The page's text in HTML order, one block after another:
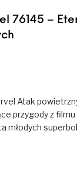
76145 –
Atak
przygody z
młodych